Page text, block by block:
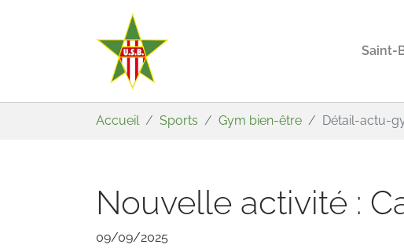
Saint-
Accueil Sports Gym bien-être Détail-actu-
Nouvelle activité :
09/09/2025